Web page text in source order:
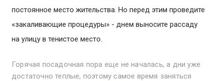
постоянное место жительства. Но перед этим проведите
«закаливающие процедуры» - днем выносите рассаду
на улицу в тенистое место.
Горячая посадочная пора еще не началась, а дни уже
достаточно теплые, поэтому самое время заняться